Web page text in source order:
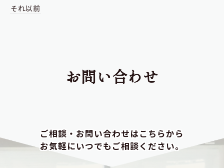
それ以前
お問い合わせ
ご相談・お問い合わせはこちらから
お気軽にいつでもご相談ください。